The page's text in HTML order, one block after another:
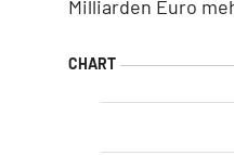
Milliarden Euro